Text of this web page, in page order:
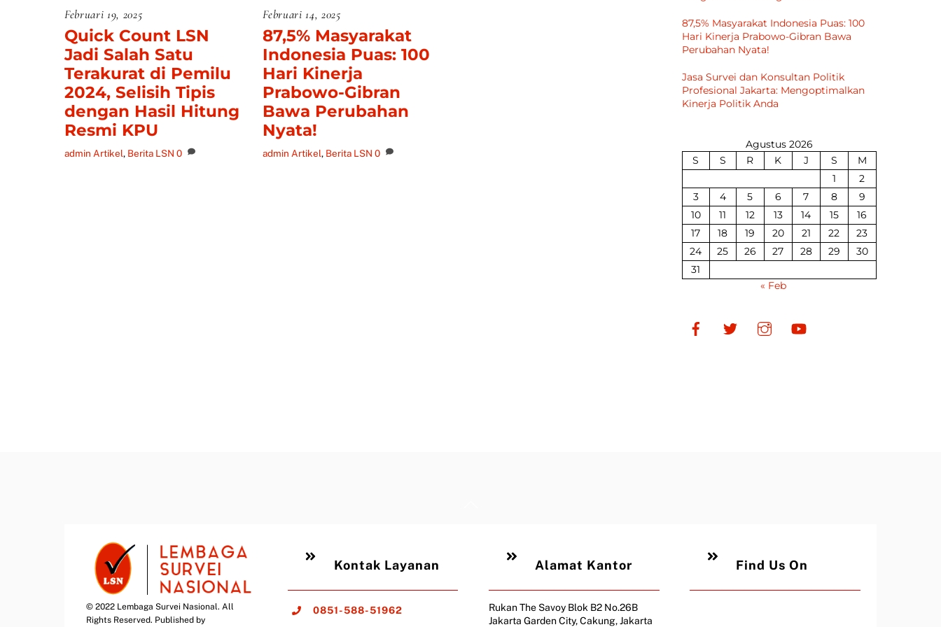
Februari 19, 2025
Quick Count LSN
Jadi Salah Satu
Terakurat di Pemilu
2024, Selisih Tipis
dengan Hasil Hitung
Resmi KPU
admin Artikel, Berita LSN 0
Februari 14, 2025
87,5% Masyarakat
Indonesia Puas: 100
Hari Kinerja
Prabowo-Gibran
Bawa Perubahan
Nyata!
admin Artikel, Berita LSN 0
87,5% Masyarakat Indonesia Puas: 100
Hari Kinerja Prabowo-Gibran Bawa
Perubahan Nyata!
Jasa Survei dan Konsultan Politik
Profesional Jakarta: Mengoptimalkan
Kinerja Politik Anda
Agustus 2026
S
S R K J S
M
1
2
3
4 5 6 7 8
9
10
11 12 13 14 15
16
17
18 19 20 21 22
23
24
25 26 27 28 29
30
31
« Feb
© 2022 Lembaga Survei Nasional. All
Rights Reserved. Published by
Kontak Layanan
0851-588-51962
Alamat Kantor
Rukan The Savoy Blok B2 No.26B
Jakarta Garden City, Cakung, Jakarta
Find Us On